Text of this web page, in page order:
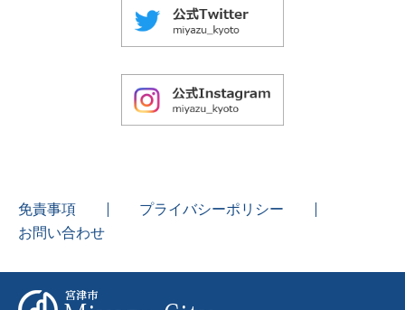
免責事項
プライバシーポリシー
お問い合わせ